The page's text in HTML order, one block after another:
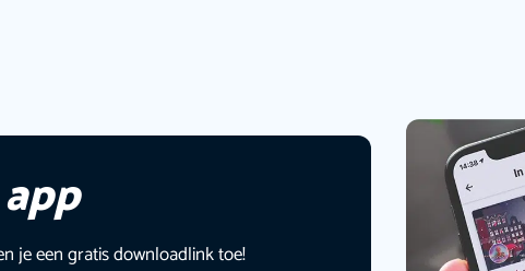
je een gratis downloadlink toe!